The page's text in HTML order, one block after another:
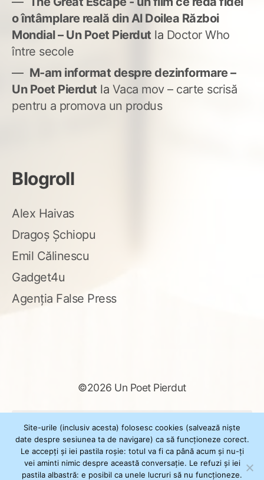
o întâmplare reală din Al Doilea Război
Mondial – Un Poet Pierdut la Doctor Who
între secole
M-am informat despre dezinformare –
Un Poet Pierdut la Vaca mov – carte scrisă
pentru a promova un produs
Blogroll
Alex Haivas
Dragoș Șchiopu
Emil Călinescu
Gadget4u
Agenția False Press
©2026 Un Poet Pierdut
după:
Site-urile (inclusiv acesta) folosesc cookies (salvează niște
date despre sesiunea ta de navigare) ca să funcționeze corect.
Le accepți și iei pastila roșie: totul va fi ca până acum și nu-ți
vei aminti nimic despre această conversație. Le refuzi și iei
pastila albastră: e posibil ca unele lucruri să nu funcționeze.